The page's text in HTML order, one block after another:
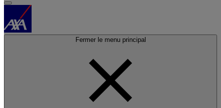
Fermer le menu principal